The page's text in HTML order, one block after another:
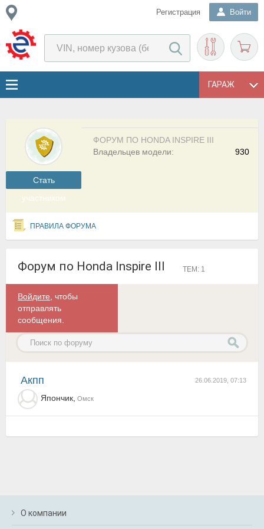
Регистрация Войти
ГАРАЖ
Cтать
участником
ФОРУМ ПО HONDA INSPIRE III
930
Владельцев модели:
ПРАВИЛА ФОРУМА
Форум по Honda Inspire III ТЕМ: 1
Войдите , чтобы
отправлять
сообщения.
26.06.2019, 07:13
акпп
Япончик, Омск
О компании